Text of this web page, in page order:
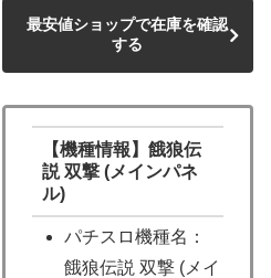
最安値ショップで在庫を確認
する
【機種情報】餓狼伝
説 双撃 (メインパネ
ル)
パチスロ機種名：
餓狼伝説 双撃 (メイ